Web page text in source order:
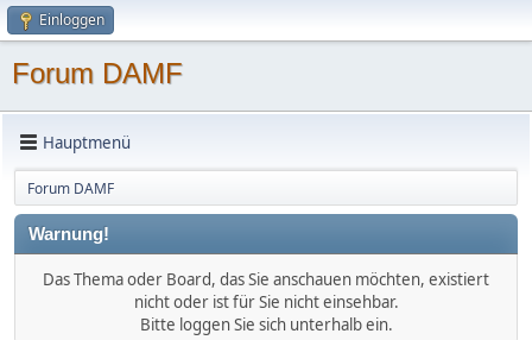
Einloggen
Forum DAMF
Hauptmenü
Forum DAMF
Warnung!
Das Thema oder Board, das Sie anschauen möchten, existiert
nicht oder ist für Sie nicht einsehbar.
Bitte loggen Sie sich unterhalb ein.